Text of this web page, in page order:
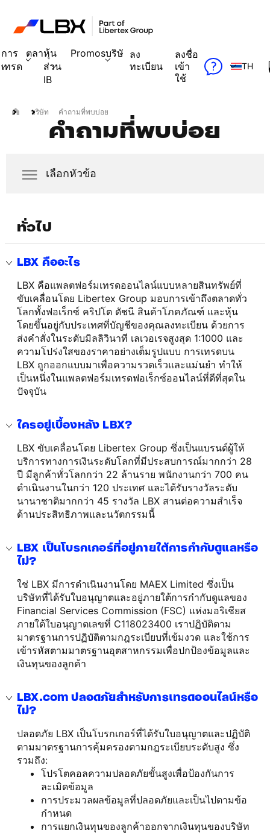
การ
เทรด
ตลาดหุ้น
ส่วน
IB
Promosบริษัท ลง
ทะเบียน
ลงชื่อ
เข้า
ใช้
TH
บริษัท คำถามที่พบบ่อย
คำถามที่พบบ่อย
เลือกหัวข้อ
ทั่วไป
LBX คืออะไร
LBX คือแพลตฟอร์มเทรดออนไลน์แบบหลายสินทรัพย์ที่
ขับเคลื่อนโดย Libertex Group มอบการเข้าถึงตลาดทั่ว
โลกทั้งฟอเร็กซ์ คริปโต ดัชนี สินค้าโภคภัณฑ์ และหุ้น
โดยขึ้นอยู่กับประเทศที่บัญชีของคุณลงทะเบียน ด้วยการ
ส่งคำสั่งในระดับมิลลิวินาที เลเวอเรจสูงสุด 1:1000 และ
ความโปร่งใสของราคาอย่างเต็มรูปแบบ การเทรดบน
LBX ถูกออกแบบมาเพื่อความรวดเร็วและแม่นยำ ทำให้
เป็นหนึ่งในแพลตฟอร์มเทรดฟอเร็กซ์ออนไลน์ที่ดีที่สุดใน
ปัจจุบัน
ใครอยู่เบื้องหลัง LBX?
LBX ขับเคลื่อนโดย Libertex Group ซึ่งเป็นแบรนด์ผู้ให้
บริการทางการเงินระดับโลกที่มีประสบการณ์มากกว่า 28
ปี มีลูกค้าทั่วโลกกว่า 22 ล้านราย พนักงานกว่า 700 คน
ดำเนินงานในกว่า 120 ประเทศ และได้รับรางวัลระดับ
นานาชาติมากกว่า 45 รางวัล LBX สานต่อความสำเร็จ
ด้านประสิทธิภาพและนวัตกรรมนี้
LBX เป็นโบรกเกอร์ที่อยู่ภายใต้การกำกับดูแลหรือ
ไม่?
ใช่ LBX มีการดำเนินงานโดย MAEX Limited ซึ่งเป็น
บริษัทที่ได้รับใบอนุญาตและอยู่ภายใต้การกำกับดูแลของ
Financial Services Commission (FSC) แห่งมอริเชียส
ภายใต้ใบอนุญาตเลขที่ C118023400 เราปฏิบัติตาม
มาตรฐานการปฏิบัติตามกฎระเบียบที่เข้มงวด และใช้การ
เข้ารหัสตามมาตรฐานอุตสาหกรรมเพื่อปกป้องข้อมูลและ
เงินทุนของลูกค้า
LBX.com ปลอดภัยสำหรับการเทรดออนไลน์หรือ
ไม่?
ปลอดภัย LBX เป็นโบรกเกอร์ที่ได้รับใบอนุญาตและปฏิบัติ
ตามมาตรฐานการคุ้มครองตามกฎระเบียบระดับสูง ซึ่ง
รวมถึง:
โปรโตคอลความปลอดภัยขั้นสูงเพื่อป้องกันการ
ละเมิดข้อมูล
การประมวลผลข้อมูลที่ปลอดภัยและเป็นไปตามข้อ
กำหนด
การแยกเงินทุนของลูกค้าออกจากเงินทุนของบริษัท